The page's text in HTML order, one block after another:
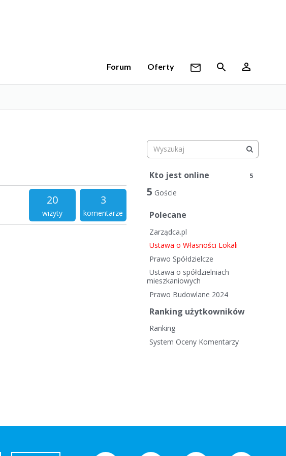
Forum Oferty
20
wizyty
3
komentarze
Kto jest online 5
5 Goście
Polecane
Zarządca.pl
Ustawa o Własności Lokali
Prawo Spółdzielcze
Ustawa o spółdzielniach
mieszkaniowych
Prawo Budowlane 2024
Ranking użytkowników
Ranking
System Oceny Komentarzy